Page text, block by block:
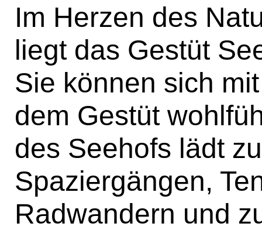
Im Herzen des
liegt das Gestüt
Sie können sich
dem Gestüt
des Seehofs lädt
Spaziergängen,
Radwandern und